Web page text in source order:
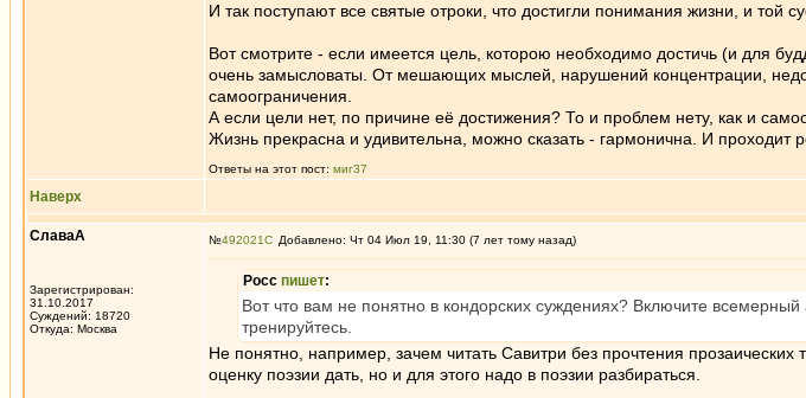
И так поступают все святые отроки, что достигли понимания жизни, и той
Вот смотрите - если имеется цель, которою необходимо достичь (и для
очень замысловаты. От мешающих мыслей, нарушений концентрации,
самоограничения.
А если цели нет, по причине её достижения? То и проблем нету, как и
Жизнь прекрасна и удивительна, можно сказать - гармонична. И проходит
Ответы на этот пост: миг37
Наверх
СлаваА
Зарегистрирован:
31.10.2017
Суждений: 18720
Откуда: Москва
№492021 Добавлено: Чт 04 Июл 19, 11:30 (7 лет тому назад)
Росс пишет:
Вот что вам не понятно в кондорских суждениях? Включите
тренируйтесь.
Не понятно, например, зачем читать Савитри без прочтения
оценку поэзии дать, но и для этого надо в поэзии разбираться.